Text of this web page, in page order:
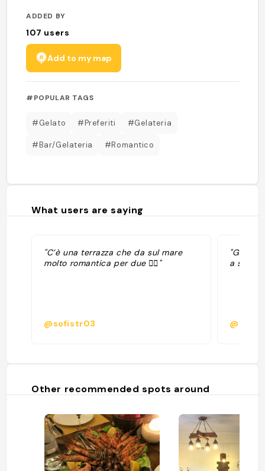
ADDED BY
107 users
Add to my map
#POPULAR TAGS
#Gelato #Preferiti #Gelateria
#Bar/Gelateria #Romantico
What users are saying
"C’è una terrazza che da sul mare
molto romantica per due ❤️‍🔥"
@sofistr03
"Gelato
a
Other recommended spots around